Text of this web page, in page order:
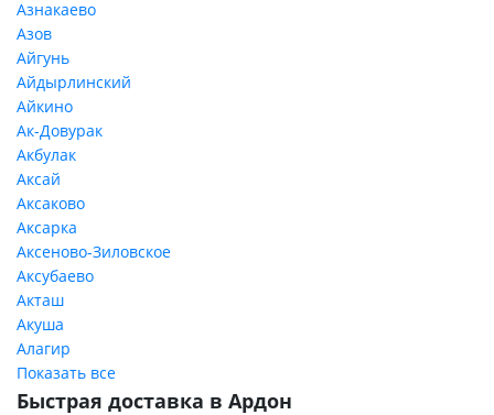
Азнакаево
Азов
Айгунь
Айдырлинский
Айкино
Ак-Довурак
Акбулак
Аксай
Аксаково
Аксарка
Аксеново-Зиловское
Аксубаево
Акташ
Акуша
Алагир
Показать все
Быстрая доставка в Ардон